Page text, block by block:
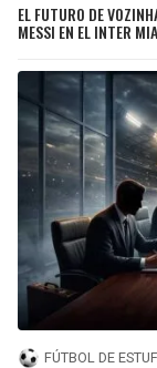
EL FUTURO DE
MESSI EN EL INTER
FÚTBOL DE